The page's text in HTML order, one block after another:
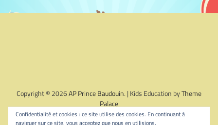
Copyright © 2026AP Prince Baudouin. | Kids Education byTheme
Palace
Confidentialité et cookies : ce site utilise des cookies. En continuant à
naviguer sur ce site, vous acceptez que nous en utilisions.